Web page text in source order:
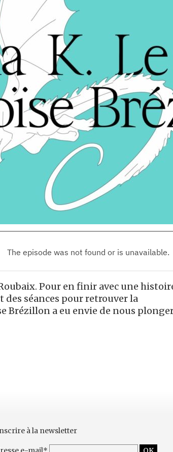
Pour en finir avec une
séances pour retrouver la
Brézillon a eu envie de nous
à la newsletter